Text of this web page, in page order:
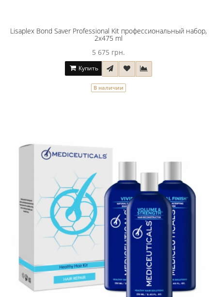
Lisaplex Bond Saver Professional Kit профессиональный набор,
2х475 ml
5 675 грн.
Купить
В наличии